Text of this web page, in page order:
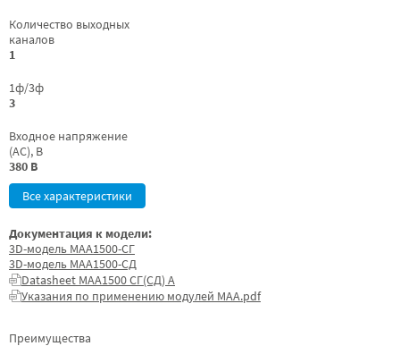
Количество выходных
каналов
1
1ф/3ф
3
Входное напряжение
(AC), В
380 В
Все характеристики
Преимущества
Документация к модели:
3D-модель МАА1500-СГ
3D-модель МАА1500-СД
Datasheet МАА1500 СГ(СД) А
Указания по применению модулей МАА.pdf